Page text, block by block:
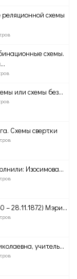
схемы
схемы.
или схемы без...
Схемы свертки
Изосимова...
– 28.11.1872) Мэри...
учитель...